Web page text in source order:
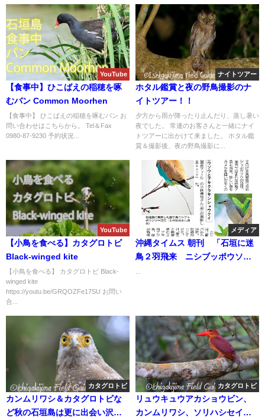
YouTube
【食事中】ひこばえの稲穂を啄
むバン Common Moorhen
【食事中】 ひこばえの稲穂を啄むバン お
問い合わせはこちらから。 Tel＆Fax
0980-87-9230 予約状況...
ナイトツアー
ホタル鑑賞と夜の野鳥撮影のナ
イトツアー！！
夕方から雨が降ったり止んだり、蒸し暑い
夜でした。 常連のお客さんと一緒にナイ
トツアーに出かけて来ました。 ホタル鑑
賞＆撮影後、夜の野鳥撮影に...
YouTube
【小鳥を食べる】カタグロトビ
Black-winged kite
【小鳥を食べる】 カタグロトビ Black-
winged kite
https://youtu.be/GRQOZFe17SU お問い
合...
メディア
沖縄タイムス 朝刊 「石垣に迷
鳥２羽飛来 ニシブッポウソウ
カタグロトビ
カンムリワシ＆カタグロトビな
ど秋の石垣島は更に出会い沢
カタグロトビ
リュウキュウアカショウビン、
カンムリワシ、ソリハシセイタ